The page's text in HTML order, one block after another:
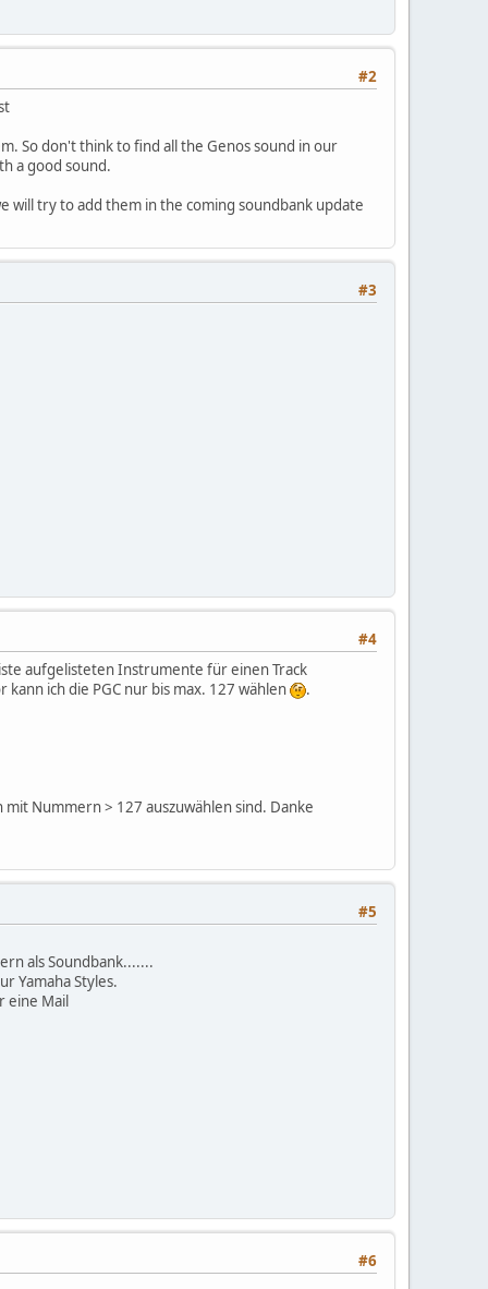
#2
So don't think to find all the Genos sound in our
a good sound.
will try to add them in the coming soundbank update
#3
#4
aufgelisteten Instrumente für einen Track
ich die PGC nur bis max. 127 wählen
.
Nummern > 127 auszuwählen sind. Danke
#5
als Soundbank.......
Yamaha Styles.
eine Mail
#6